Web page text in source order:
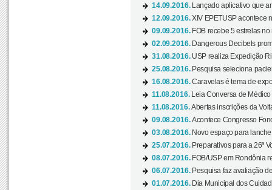
14.09.2016.
Lançado aplicativo que
12.09.2016.XIV EPETUSP acontece
09.09.2016. FOB recebe 5 estrelas
02.09.2016. Dangerous Decibels
31.08.2016. USP realiza Expedição
25.08.2016. Pesquisa seleciona
16.08.2016.Caravelas é tema de
11.08.2016.
Leia Conversa de
11.08.2016.Abertas inscrições da
09.08.2016.Acontece Congresso
03.08.2016. Novo espaço para
25.07.2016. Preparativos para a 26ª
08.07.2016. FOB/USP em Rondônia
06.07.2016. Pesquisa faz avaliação
01.07.2016. Dia Municipal dos